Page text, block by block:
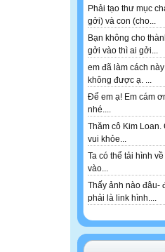
Phải tạo thư mục
gởi) và con (cho...
Bạn không cho
gởi vào thì ai gởi...
em đã làm cách
không được ạ. ...
Để em ạ! Em cám
nhé....
Thăm cô Kim Loan.
vui khỏe...
Ta có thể tải hình
vào...
Thấy ảnh nào đâu-
phải là link hình....